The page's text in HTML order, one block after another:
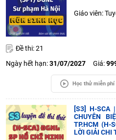
Giáo viên:
Đề thi: 21
Ngày hết hạn:31/07/2027 Giá:
Học thử miễn phí
[S3] H-SCA
CHUYÊN
TP.HCM (H-
LỜI GIẢI CHI